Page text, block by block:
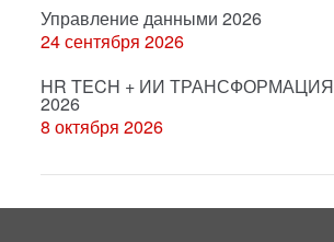
Управление данными 2026
24 сентября 2026
HR TECH + ИИ ТРАНСФОРМАЦИЯ
2026
8 октября 2026